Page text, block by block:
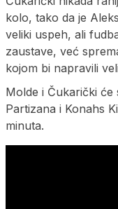
kolo, tako da je
veliki uspeh, ali
zaustave, već
kojom bi napravili
Molde i Čukarički će
Partizana i Konahs
minuta.